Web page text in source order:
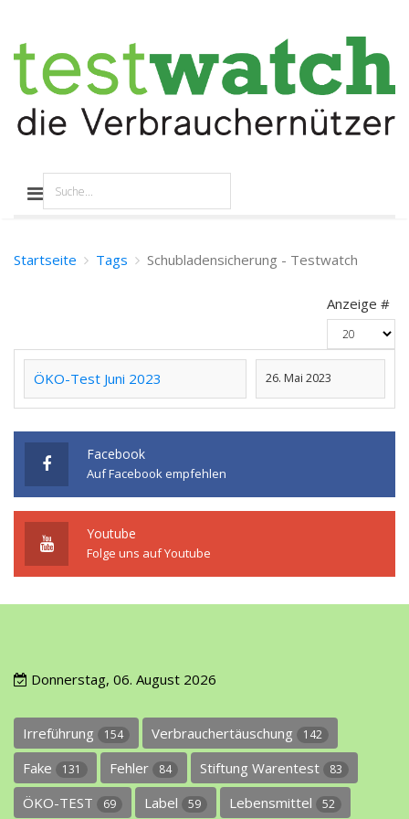
Startseite Tags Schubladensicherung - Testwatch
Anzeige #
ÖKO-Test Juni 2023 26. Mai 2023
Facebook
Auf Facebook empfehlen
Youtube
Folge uns auf Youtube
Donnerstag, 06. August 2026
Irreführung 154 Verbrauchertäuschung 142
Fake 131 Fehler 84 Stiftung Warentest 83
ÖKO-TEST 69 Label 59 Lebensmittel 52